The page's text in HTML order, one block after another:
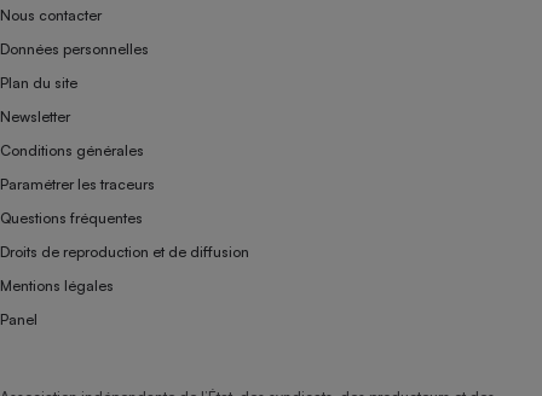
Nous contacter
Données personnelles
Plan du site
Newsletter
Conditions générales
Paramétrer les traceurs
Questions fréquentes
Droits de reproduction et de diffusion
Mentions légales
Panel